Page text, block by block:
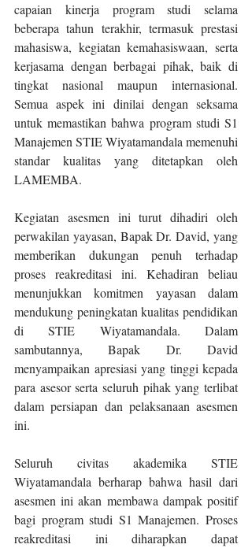
capaian kinerja program studi selama
beberapa tahun terakhir, termasuk prestasi
mahasiswa, kegiatan kemahasiswaan, serta
kerjasama dengan berbagai pihak, baik di
tingkat nasional maupun internasional.
Semua aspek ini dinilai dengan seksama
untuk memastikan bahwa program studi S1
Manajemen STIE Wiyatamandala memenuhi
standar kualitas yang ditetapkan oleh
LAMEMBA.
Kegiatan asesmen ini turut dihadiri oleh
perwakilan yayasan, Bapak Dr. David, yang
memberikan dukungan penuh terhadap
proses reakreditasi ini. Kehadiran beliau
menunjukkan komitmen yayasan dalam
mendukung peningkatan kualitas pendidikan
di STIE Wiyatamandala. Dalam
sambutannya, Bapak Dr. David
menyampaikan apresiasi yang tinggi kepada
para asesor serta seluruh pihak yang terlibat
dalam persiapan dan pelaksanaan asesmen
ini.
Seluruh civitas akademika STIE
Wiyatamandala berharap bahwa hasil dari
asesmen ini akan membawa dampak positif
bagi program studi S1 Manajemen. Proses
reakreditasi ini diharapkan dapat